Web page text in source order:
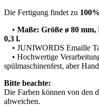
Die Fertigung findet zu
• Maße: Größe ø 80 mm,
0,3 l.
• JUNIWORDS Emaille
• Hochwertige
spülmaschinenfest, aber
Bitte beachte:
Die Farben können von den
abweichen.